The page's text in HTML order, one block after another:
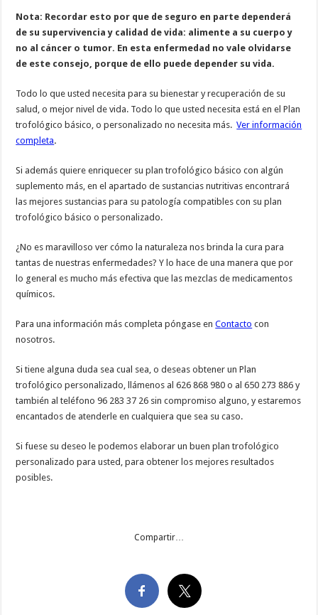
Nota: Recordar esto por que de seguro en parte dependerá
de su supervivencia y calidad de vida: alimente a su cuerpo y
no al cáncer o tumor. En esta enfermedad no vale olvidarse
de este consejo, porque de ello puede depender su vida.
Todo lo que usted necesita para su bienestar y recuperación de su
salud, o mejor nivel de vida. Todo lo que usted necesita está en el Plan
trofológico básico, o personalizado no necesita más.Ver información
completa.
Si además quiere enriquecer su plan trofológico básico con algún
suplemento más, en el apartado de sustancias nutritivas encontrará
las mejores sustancias para su patología compatibles con su plan
trofológico básico o personalizado.
¿No es maravilloso ver cómo la naturaleza nos brinda la cura para
tantas de nuestras enfermedades? Y lo hace de una manera que por
lo general es mucho más efectiva que las mezclas de medicamentos
químicos.
Para una información más completa póngase enContacto con
nosotros.
Si tiene alguna duda sea cual sea, o deseas obtener un Plan
trofológico personalizado, llámenos al 626 868 980 o al 650 273 886 y
también al teléfono 96 283 37 26 sin compromiso alguno, y estaremos
encantados de atenderle en cualquiera que sea su caso.
Si fuese su deseo le podemos elaborar un buen plan trofológico
personalizado para usted, para obtener los mejores resultados
posibles.
Compartir…